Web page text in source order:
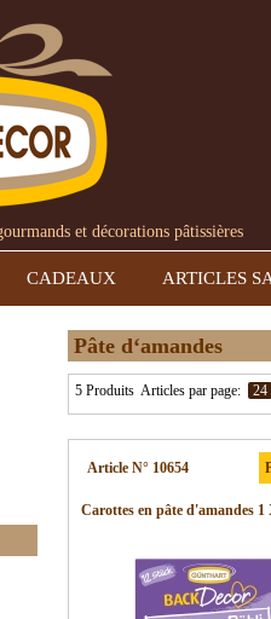
et décorations pâtissières
CADEAUX ARTICLES
Pâte d‘amandes
5 Produits Articles par page: 24
Article N° 10654
Carottes en pâte d'amandes 1